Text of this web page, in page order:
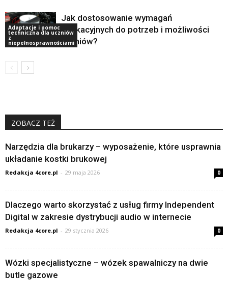
Adaptacje i pomoc
techniczna dla uczniów
z
niepełnosprawnościami
Jak dostosowanie wymagań
edukacyjnych do potrzeb i możliwości
uczniów?
ZOBACZ TEŻ
Narzędzia dla brukarzy – wyposażenie, które usprawnia
układanie kostki brukowej
Redakcja 4core.pl - 29 maja 2026 0
Dlaczego warto skorzystać z usług firmy Independent
Digital w zakresie dystrybucji audio w internecie
Redakcja 4core.pl - 29 stycznia 2026 0
Wózki specjalistyczne – wózek spawalniczy na dwie
butle gazowe